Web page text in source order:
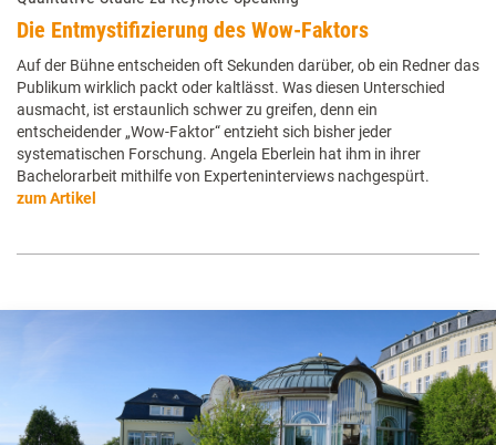
Die Entmystifizierung des Wow-Faktors
Auf der Bühne entscheiden oft Sekunden darüber, ob ein Redner das
Publikum wirklich packt oder kaltlässt. Was diesen Unterschied
ausmacht, ist erstaunlich schwer zu greifen, denn ein
entscheidender „Wow-Faktor“ entzieht sich bisher jeder
systematischen Forschung. Angela Eberlein hat ihm in ihrer
Bachelorarbeit mithilfe von Experteninterviews nachgespürt.
zum Artikel